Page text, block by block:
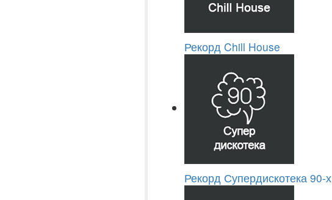
Рекорд Chill House
Рекорд Супердискотека 90-х